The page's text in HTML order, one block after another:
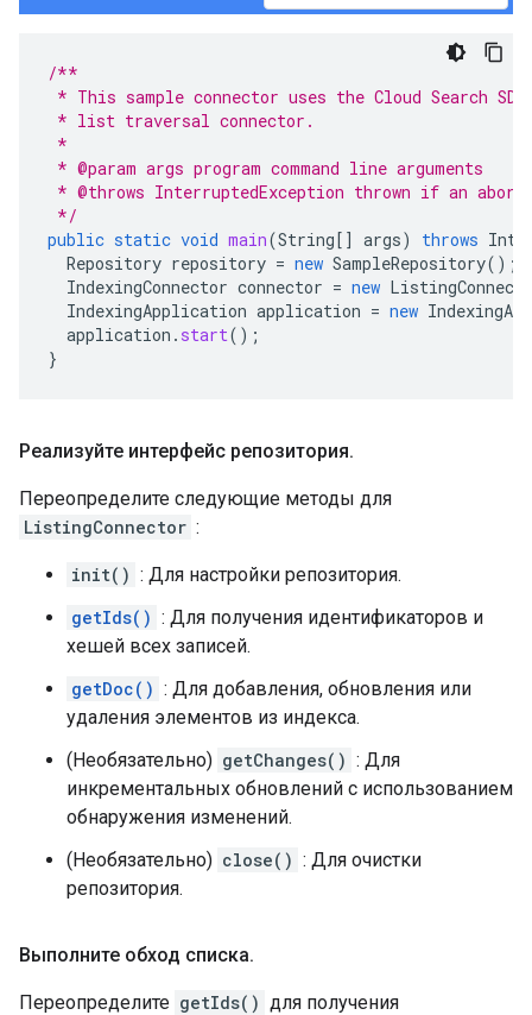
/**
* This sample connector uses the Cloud Search
* list traversal connector.
*
* @param args program command line arguments
* @throws InterruptedException thrown if an
*/
public static void main(String[] args) throws
Repository repository = new SampleRepository();
IndexingConnector connector = new
IndexingApplication application = new
application . start();
}
Реализуйте интерфейс репозитория.
Переопределите следующие методы для
ListingConnector :
init() : Для настройки репозитория.
getIds() : Для получения идентификаторов и
хешей всех записей.
getDoc() : Для добавления, обновления или
удаления элементов из индекса.
(Необязательно) getChanges() : Для
инкрементальных обновлений с использованием
обнаружения изменений.
(Необязательно) close() : Для очистки
репозитория.
Выполните обход списка.
Переопределите getIds() для получения